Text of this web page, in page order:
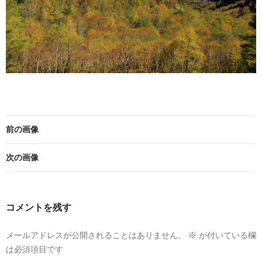
前の画像
次の画像
コメントを残す
メールアドレスが公開されることはありません。 ※ が付いている欄
は必須項目です